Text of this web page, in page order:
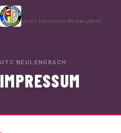
Union Tennisclub Neulengbach
Tenniscamps 2026
UTC NEULENGBACH
IMPRESSUM